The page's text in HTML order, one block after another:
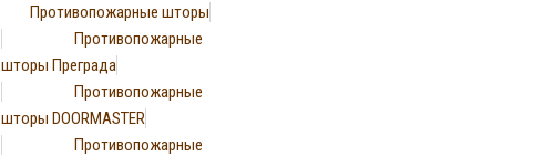
Противопожарные шторы
Противопожарные
шторы Преграда
Противопожарные
шторы DOORMASTER
Противопожарные